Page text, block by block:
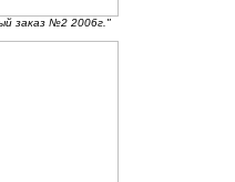
заказ №2 2006г."